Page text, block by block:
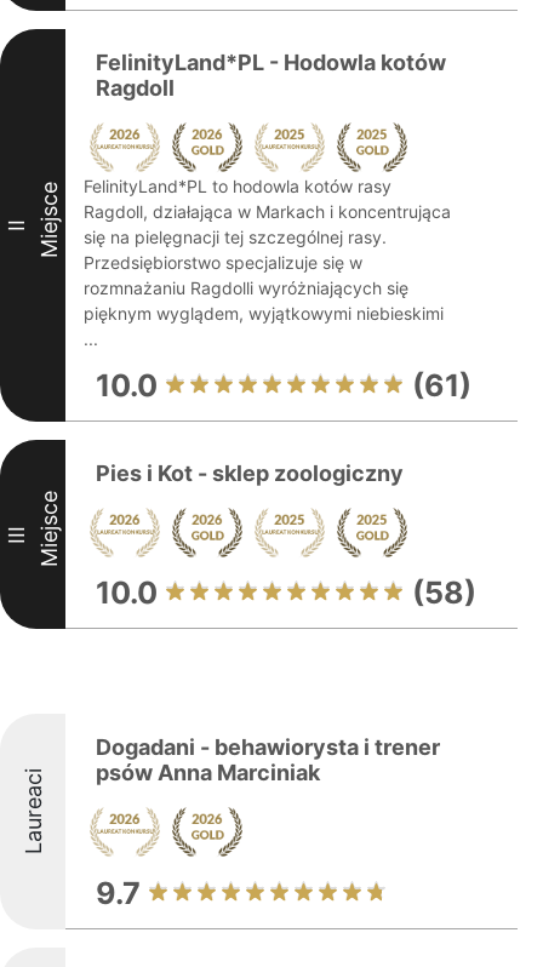
II Miejsce
FelinityLand*PL - Hodowla kotów
Ragdoll
FelinityLand*PL to hodowla kotów rasy
Ragdoll, działająca w Markach i koncentrująca
się na pielęgnacji tej szczególnej rasy.
Przedsiębiorstwo specjalizuje się w
rozmnażaniu Ragdolli wyróżniających się
pięknym wyglądem, wyjątkowymi niebieskimi
...
10.0 (61)
III Miejsce
Pies i Kot - sklep zoologiczny
10.0 (58)
Laureaci
Dogadani - behawiorysta i trener
psów Anna Marciniak
9.7